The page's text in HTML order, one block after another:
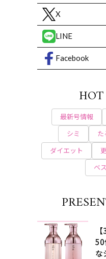
X
LINE
Facebook
最新号情報
シミ
た
ダイエット
ベ
50
な